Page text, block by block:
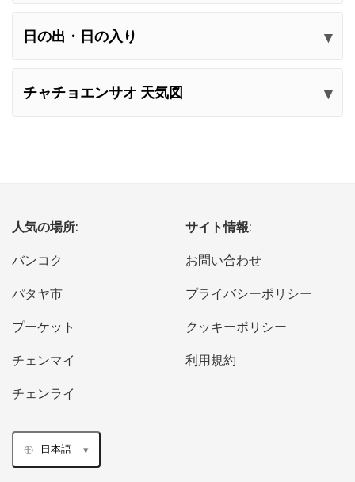
日の出・日の入り
チャチョエンサオ 天気図
人気の場所:
バンコク
パタヤ市
プーケット
チェンマイ
チェンライ
サイト情報:
お問い合わせ
プライバシーポリシー
クッキーポリシー
利用規約
日本語